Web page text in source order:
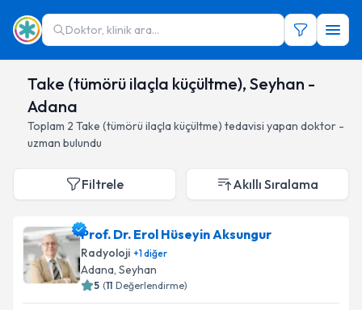
Doktor, klinik ara...
Take (tümörü ilaçla küçültme), Seyhan -
Adana
Toplam 2 Take (tümörü ilaçla küçültme) tedavisi yapan doktor -
uzman bulundu
Filtrele Akıllı Sıralama
Prof. Dr. Erol Hüseyin Aksungur
Radyoloji +1diğer
Adana, Seyhan
5 (11 Değerlendirme)